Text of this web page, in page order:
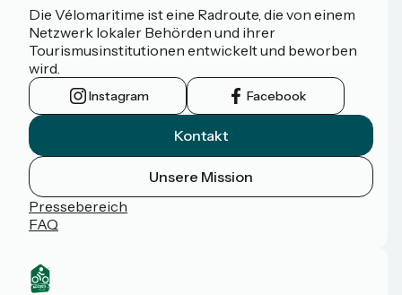
Die Vélomaritime ist eine Radroute, die von einem
Netzwerk lokaler Behörden und ihrer
Tourismusinstitutionen entwickelt und beworben
wird.
Instagram Facebook
Kontakt
Unsere Mission
Pressebereich
FAQ